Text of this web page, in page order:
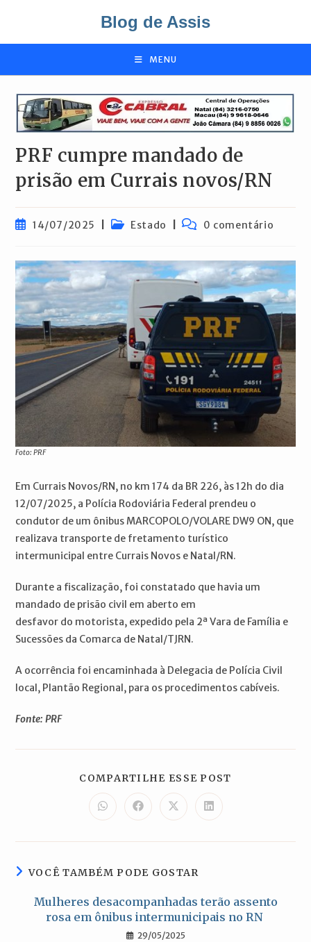
o
Blog de Assis
MENU
PRF cumpre mandado de
prisão em Currais novos/RN
Post14/07/2025
Categoria
Estado
Comentários
0 comentário
Foto: PRF
Em Currais Novos/RN, no km 174 da BR 226, às 12h do dia
12/07/2025, a Polícia Rodoviária Federal prendeu o
condutor de um ônibus MARCOPOLO/VOLARE DW9 ON, que
realizava transporte de fretamento turístico
intermunicipal entre Currais Novos e Natal/RN.
Durante a fiscalização, foi constatado que havia um
mandado de prisão civil em aberto em
desfavor do motorista, expedido pela 2ª Vara de Família e
Sucessões da Comarca de Natal/TJRN.
A ocorrência foi encaminhada à Delegacia de Polícia Civil
local, Plantão Regional, para os procedimentos cabíveis.
Fonte: PRF
COMPARTILHE ESSE POST
Abre
em
nova
Abre
em
nova
Abre
em
nova
Abre
em
nova
VOCÊ TAMBÉM PODE GOSTAR
Mulheres desacompanhadas terão assento
rosa em ônibus intermunicipais no RN
29/05/2025